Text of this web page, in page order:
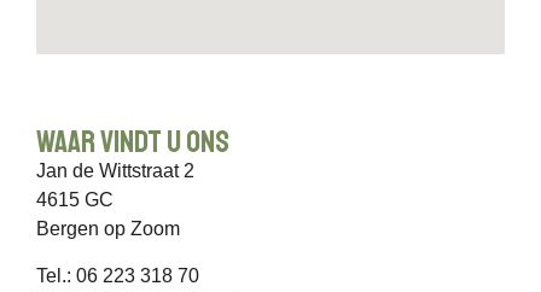
Waar vindt u ons
Jan de Wittstraat 2
4615 GC
Bergen op Zoom
Tel.: 06 223 318 70